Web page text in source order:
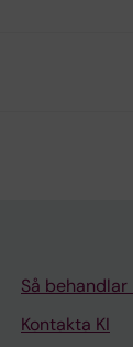
Så
Kontakta KI